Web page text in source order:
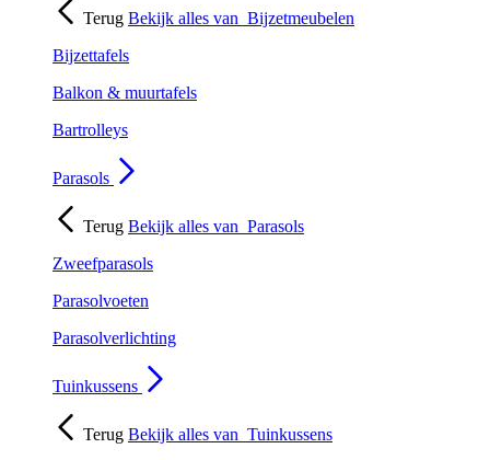
Terug Bekijk alles van Bijzetmeubelen
Bijzettafels
Balkon & muurtafels
Bartrolleys
Parasols
Terug Bekijk alles van Parasols
Zweefparasols
Parasolvoeten
Parasolverlichting
Tuinkussens
Terug Bekijk alles van Tuinkussens